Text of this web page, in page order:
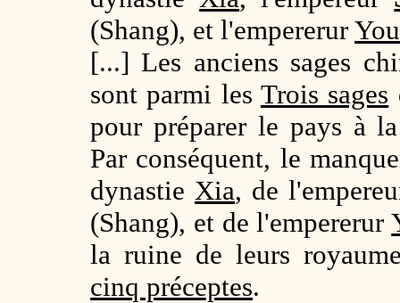
(Shang), et l'empererur You
[...] Les anciens sages
sont parmi les Trois sages
pour préparer le pays à
Par conséquent, le
dynastie Xia, de
(Shang), et de l'empererur
la ruine de leurs
cinq préceptes.